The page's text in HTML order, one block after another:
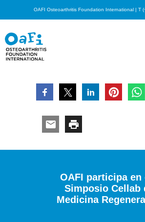
OAFI Osteoarthritis Foundation International | T
OAFI participa en
Simposio Cellab
Medicina